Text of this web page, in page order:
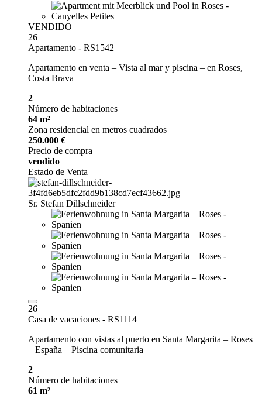
VENDIDO
26
Apartamento - RS1542
Apartamento en venta – Vista al mar y piscina – en Roses,
Costa Brava
2
Número de habitaciones
64 m²
Zona residencial en metros cuadrados
250.000 €
Precio de compra
vendido
Estado de Venta
Sr. Stefan Dillschneider
26
Casa de vacaciones - RS1114
Apartamento con vistas al puerto en Santa Margarita – Roses
– España – Piscina comunitaria
2
Número de habitaciones
61 m²